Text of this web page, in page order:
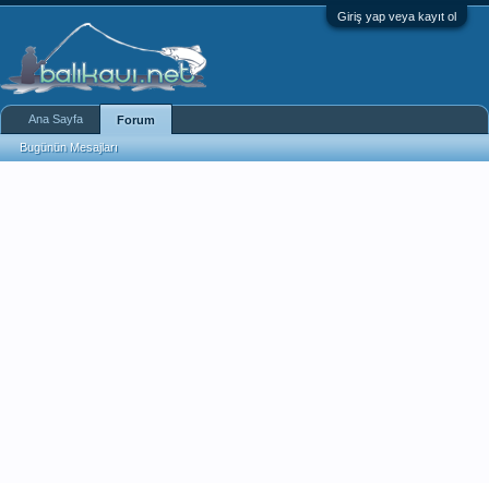
Giriş yap veya kayıt ol
Ana Sayfa Forum
Bugünün Mesajları